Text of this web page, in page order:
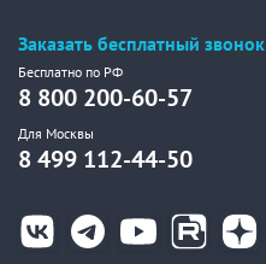
Заказать бесплатный звонок
Бесплатно по РФ
8 800 200-60-57
Для Москвы
8 499 112-44-50